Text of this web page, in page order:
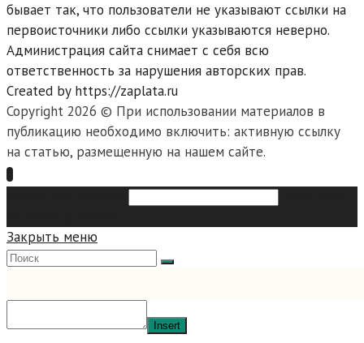
бывает так, что пользователи не указывают ссылки на
первоисточники либо ссылки указываются неверно.
Администрация сайта снимает с себя всю
ответственность за нарушения авторских прав.
Created by https://zaplata.ru
Copyright 2026 © При использовании материалов в
публикацию необходимо включить: активную ссылку
на статью, размещенную на нашем сайте.
Закрыть меню
Insert